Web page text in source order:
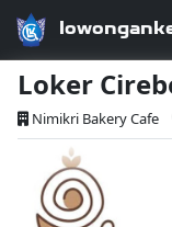
Loker
Nimikri Bakery Cafe